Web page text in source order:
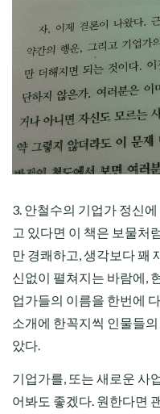
3. 안철수의 기업가 정신
고 있다면 이 책은 보물처
만 경쾌하고, 생각보다 꽤
신없이 펼쳐지는 바람에,
업가들의 이름을 한번에
소개에 한꼭지씩 인물들
았다.
기업가를, 또는 새로운 사
어봐도 좋겠다. 원한다면